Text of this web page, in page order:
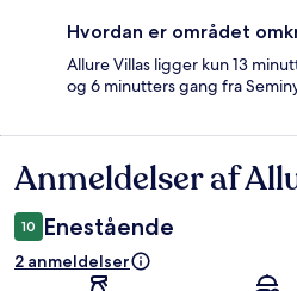
Hvordan er området
Allure Villas ligger kun 13
og 6 minutters gang fra
Anmeldelser
Anmeldelser af
10 Enestående
2 anmeldelser